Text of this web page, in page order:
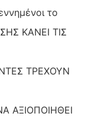
το
ΚΑΝΕΙ ΤΙΣ
ΤΡΕΧΟΥΝ
ΑΞΙΟΠΟΙΗΘΕΙ